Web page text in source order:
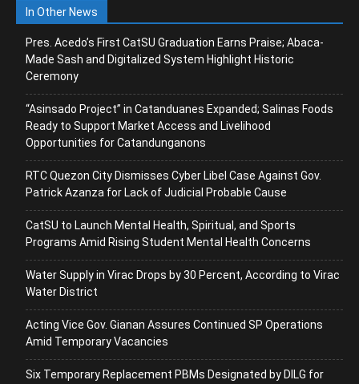
In Other News
Pres. Acedo’s First CatSU Graduation Earns Praise; Abaca-
Made Sash and Digitalized System Highlight Historic
Ceremony
“Asinsado Project” in Catanduanes Expanded; Salinas Foods
Ready to Support Market Access and Livelihood
Opportunities for Catandunganons
RTC Quezon City Dismisses Cyber Libel Case Against Gov.
Patrick Azanza for Lack of Judicial Probable Cause
CatSU to Launch Mental Health, Spiritual, and Sports
Programs Amid Rising Student Mental Health Concerns
Water Supply in Virac Drops by 30 Percent, According to Virac
Water District
Acting Vice Gov. Gianan Assures Continued SP Operations
Amid Temporary Vacancies
Six Temporary Replacement PBMs Designated by DILG for